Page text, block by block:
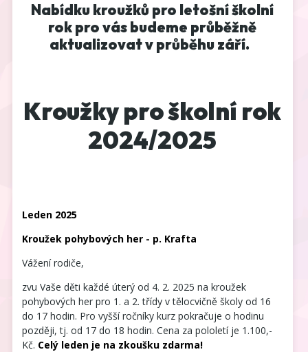
Nabídku kroužků pro letošní školní
rok pro vás budeme průběžně
aktualizovat v průběhu září.
Kroužky pro školní rok
2024/2025
Leden 2025
Kroužek pohybových her - p. Krafta
Vážení rodiče,
zvu Vaše děti každé úterý od 4. 2. 2025 na kroužek
pohybových her pro 1. a 2. třídy v tělocvičně školy od 16
do 17 hodin. Pro vyšší ročníky kurz pokračuje o hodinu
později, tj. od 17 do 18 hodin. Cena za pololetí je 1.100,-
Kč. Celý leden je na zkoušku zdarma!